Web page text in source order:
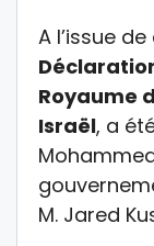
A l’issue
Royaume
Israël, a
M. Jared